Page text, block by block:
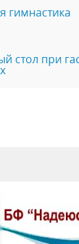
гимнастика
стол при